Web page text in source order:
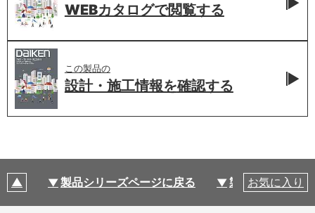
WEBカタログで閲覧する
この製品の
設計・施工情報を確認する
製品シリーズページに戻る 製品仕様
お気に入り